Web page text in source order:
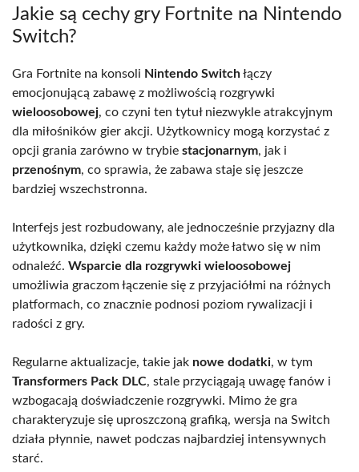
Jakie są cechy gry Fortnite na Nintendo
Switch?
Gra Fortnite na konsoli Nintendo Switchłączy
emocjonującą zabawę z możliwością rozgrywki
wieloosobowej, co czyni ten tytuł niezwykle atrakcyjnym
dla miłośników gier akcji. Użytkownicy mogą korzystać z
opcji grania zarówno w trybie stacjonarnym, jak i
przenośnym, co sprawia, że zabawa staje się jeszcze
bardziej wszechstronna.
Interfejs jest rozbudowany, ale jednocześnie przyjazny dla
użytkownika, dzięki czemu każdy może łatwo się w nim
odnaleźć. Wsparcie dla rozgrywki wieloosobowej
umożliwia graczom łączenie się z przyjaciółmi na różnych
platformach, co znacznie podnosi poziom rywalizacji i
radości z gry.
Regularne aktualizacje, takie jak nowe dodatki, w tym
Transformers Pack DLC, stale przyciągają uwagę fanów i
wzbogacają doświadczenie rozgrywki. Mimo że gra
charakteryzuje się uproszczoną grafiką, wersja na Switch
działa płynnie, nawet podczas najbardziej intensywnych
starć.